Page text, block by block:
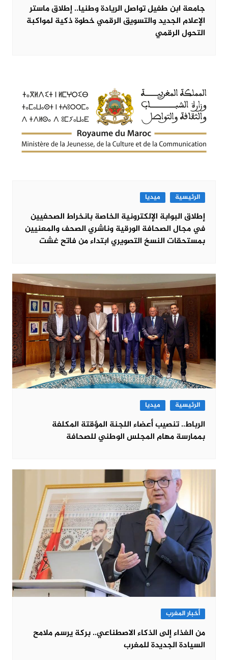
جامعة ابن طفيل تواصل الريادة وطنيا.. إطلاق ماستر
الإعلام الجديد والتسويق الرقمي خطوة ذكية لمواكبة
التحول الرقمي
الرئيسية ميديا
إطلاق البوابة الإلكترونية الخاصة بانخراط الصحفيين
في مجال الصحافة الورقية وناشري الصحف والمعنيين
بمستحقات النسخ التصويري ابتداء من فاتح غشت
الرئيسية ميديا
الرباط.. تنصيب أعضاء اللجنة المؤقتة المكلفة
بممارسة مهام المجلس الوطني للصحافة
أخبار المغرب
من الغذاء إلى الذكاء الاصطناعي.. بركة يرسم ملامح
السيادة الجديدة للمغرب